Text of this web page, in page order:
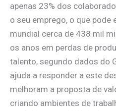
apenas 23% dos
o seu emprego, o que pode
mundial cerca de 438 mil
os anos em perdas de
talento, segundo dados do
ajuda a responder a este
melhoram a proposta de
criando ambientes de